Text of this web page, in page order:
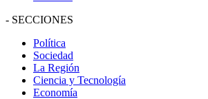
- SECCIONES
Política
Sociedad
La Región
Ciencia y Tecnología
Economía